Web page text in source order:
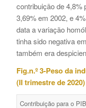
contribuição de 4,8%
3,69% em 2002, e
data a variação
tinha sido negativa
também era
Fig.n.º 3-Peso da
(II trimestre de 2020)
Contribuição para o